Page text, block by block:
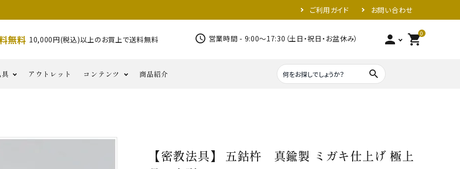
ご利用ガイド お問い合わせ
無料 10,000円(税込)以上のお買上で送料無料 schedule 営業時間 - 9:00～17:30（土日・祝日・お盆休み） person 0
shopping_cart
器
教
仏器 小物
品
ともに
アウトレット コンテンツ
知 ラ
商品紹介 search
【密教法具】 五鈷杵 真鍮製 ミガキ仕上げ 極上